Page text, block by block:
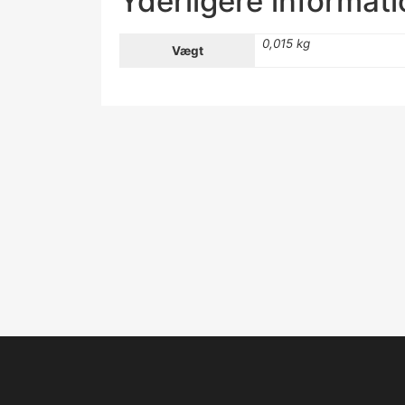
Vægt 0,015 kg